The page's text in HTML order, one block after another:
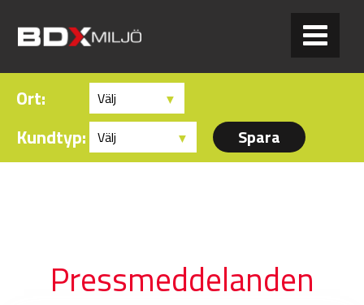
Ort:
Kundtyp:
Press .
Pressmeddelanden